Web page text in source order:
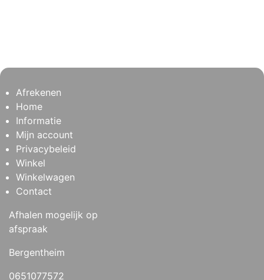
Afrekenen
Home
Informatie
Mijn account
Privacybeleid
Winkel
Winkelwagen
Contact
Afhalen mogelijk op
afspraak
Bergentheim
0651077572